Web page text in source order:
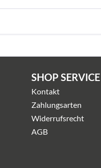
SHOP SERVICE
Kontakt
Zahlungsarten
Widerrufsrecht
AGB